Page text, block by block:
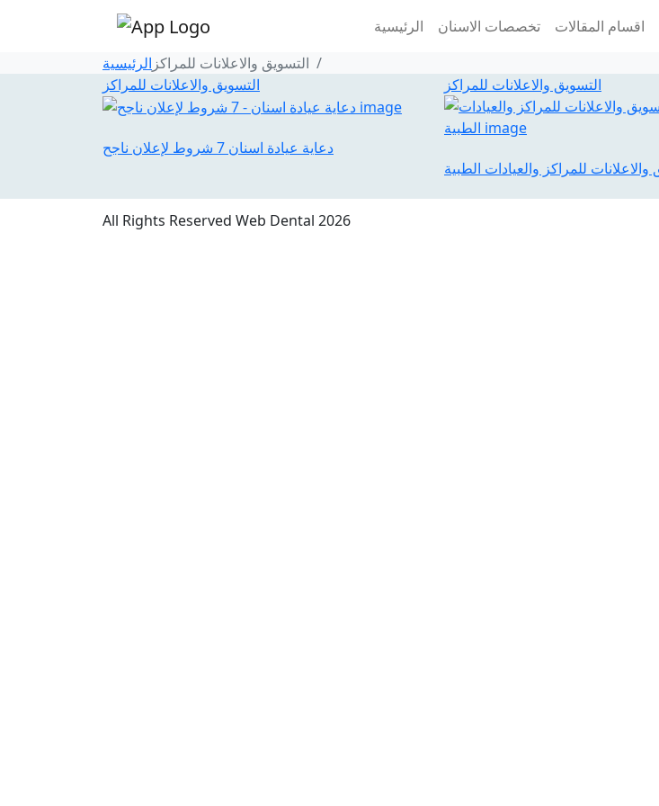
الرئيسية تخصصات الاسنان اقسام المقالات
الرئيسية التسويق والاعلانات للمراكز
التسويق والاعلانات للمراكز
دعاية عيادة اسنان 7 شروط لإعلان ناجح
التسويق والاعلانات للمراكز
All Rights Reserved Web Dental 2026